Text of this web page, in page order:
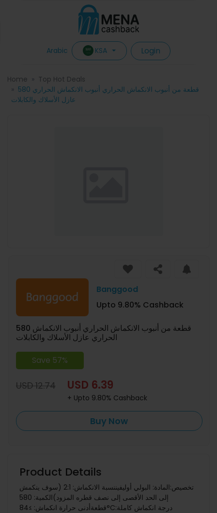
Arabic KSA Login
Home
Top Hot Deals
580 قطعة من أنبوب الانكماش الحراري أنبوب الانكماش الحراري
عازل الأسلاك والكابلات
Banggood
Upto 9.80% Cashback
580 قطعة من أنبوب الانكماش الحراري أنبوب الانكماش
الحراري عازل الأسلاك والكابلات
Save 57%
USD 12.74 USD 6.39
+ Upto 9.80% Cashback
Buy Now
Product Details
تخصيص:المادة: البولي أوليفيننسبة الانكماش: 2:1 (سوف ينكمش
إلى الحد الأقصى إلى نصف قطره المزود)الكمية: 580
قطعةأدنى حرارة انكماش: ≥84°Cدرجة انكماش كاملة: